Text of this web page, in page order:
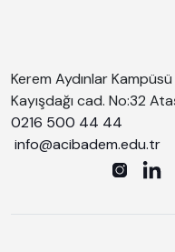
Kerem Aydınlar Kampüsü
Kayışdağı cad. No:32
0216 500 44 44
info@acibadem.edu.tr